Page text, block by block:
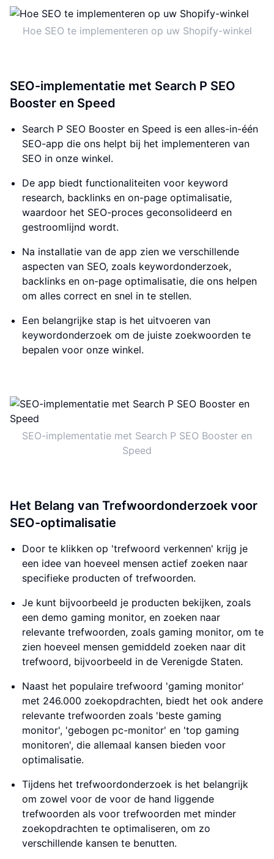
Hoe SEO te implementeren op uw Shopify-winkel
SEO-implementatie met Search P SEO
Booster en Speed
Search P SEO Booster en Speed is een alles-in-één
SEO-app die ons helpt bij het implementeren van
SEO in onze winkel.
De app biedt functionaliteiten voor keyword
research, backlinks en on-page optimalisatie,
waardoor het SEO-proces geconsolideerd en
gestroomlijnd wordt.
Na installatie van de app zien we verschillende
aspecten van SEO, zoals keywordonderzoek,
backlinks en on-page optimalisatie, die ons helpen
om alles correct en snel in te stellen.
Een belangrijke stap is het uitvoeren van
keywordonderzoek om de juiste zoekwoorden te
bepalen voor onze winkel.
SEO-implementatie met Search P SEO Booster en
Speed
Het Belang van Trefwoordonderzoek voor
SEO-optimalisatie
Door te klikken op 'trefwoord verkennen' krijg je
een idee van hoeveel mensen actief zoeken naar
specifieke producten of trefwoorden.
Je kunt bijvoorbeeld je producten bekijken, zoals
een demo gaming monitor, en zoeken naar
relevante trefwoorden, zoals gaming monitor, om te
zien hoeveel mensen gemiddeld zoeken naar dit
trefwoord, bijvoorbeeld in de Verenigde Staten.
Naast het populaire trefwoord 'gaming monitor'
met 246.000 zoekopdrachten, biedt het ook andere
relevante trefwoorden zoals 'beste gaming
monitor', 'gebogen pc-monitor' en 'top gaming
monitoren', die allemaal kansen bieden voor
optimalisatie.
Tijdens het trefwoordonderzoek is het belangrijk
om zowel voor de voor de hand liggende
trefwoorden als voor trefwoorden met minder
zoekopdrachten te optimaliseren, om zo
verschillende kansen te benutten.